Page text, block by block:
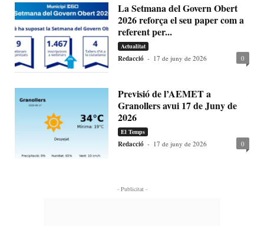
La Setmana del Govern Obert
2026 reforça el seu paper com a
referent per...
Actualitat
Redacció - 17 de juny de 2026 0
Previsió de l’AEMET a
Granollers avui 17 de Juny de
2026
El Temps
Redacció - 17 de juny de 2026 0
- Publicitat -